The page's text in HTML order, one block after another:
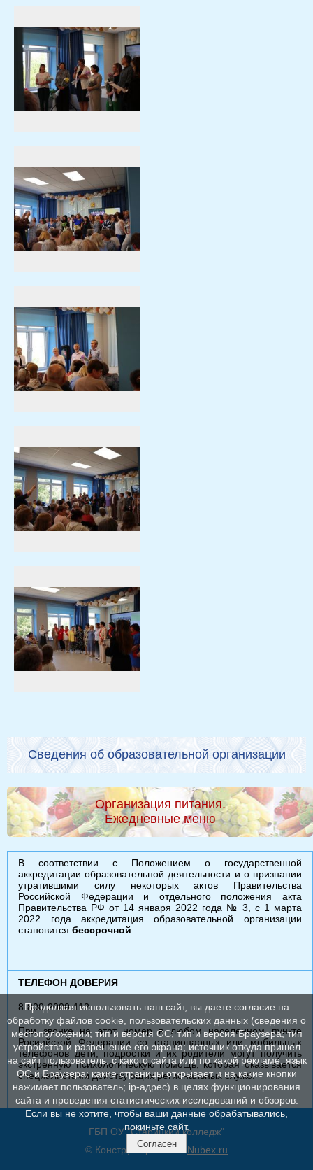
Сведения об образовательной организации
Организация питания.
Ежедневные меню
В соответствии с Положением о государственной
аккредитации образовательной деятельности и о признании
утратившими силу некоторых актов Правительства
Российской Федерации и отдельного положения акта
Правительства РФ от 14 января 2022 года № 3, с 1 марта
2022 года аккредитация образовательной организации
становитсябессрочной
ТЕЛЕФОН ДОВЕРИЯ
8-800-2000-112
При звонке на этот номер в любом населенном пункте
Росиийской Федерации со стационарных или мобильных
телефонов дети, подростки и их родители могут получить
экстренную психологическую помощь, которая оказывается
специалистами действующих региональных служб.
ГБП ОУ "Старицкий колледж"
© Конструктор сайтов Nubex.ru
Продолжая использовать наш сайт, вы даете согласие на
обработку файлов cookie, пользовательских данных (сведения о
местоположении; тип и версия ОС; тип и версия Браузера; тип
устройства и разрешение его экрана; источник откуда пришел
на сайт пользователь; с какого сайта или по какой рекламе; язык
ОС и Браузера; какие страницы открывает и на какие кнопки
нажимает пользователь; ip-адрес) в целях функционирования
сайта и проведения статистических исследований и обзоров.
Если вы не хотите, чтобы ваши данные обрабатывались,
покиньте сайт.
Согласен